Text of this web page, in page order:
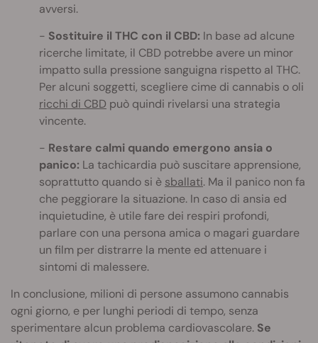
avversi.
Sostituire il THC con il CBD: In base ad alcune
ricerche limitate, il CBD potrebbe avere un minor
impatto sulla pressione sanguigna rispetto al THC.
Per alcuni soggetti, scegliere cime di cannabis o oli
ricchi di CBD può quindi rivelarsi una strategia
vincente.
Restare calmi quando emergono ansia o
panico: La tachicardia può suscitare apprensione,
soprattutto quando si è sballati. Ma il panico non fa
che peggiorare la situazione. In caso di ansia ed
inquietudine, è utile fare dei respiri profondi,
parlare con una persona amica o magari guardare
un film per distrarre la mente ed attenuare i
sintomi di malessere.
In conclusione, milioni di persone assumono cannabis
ogni giorno, e per lunghi periodi di tempo, senza
sperimentare alcun problema cardiovascolare. Se